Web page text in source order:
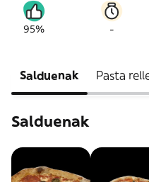
95% -
Salduenak Pasta
Salduenak